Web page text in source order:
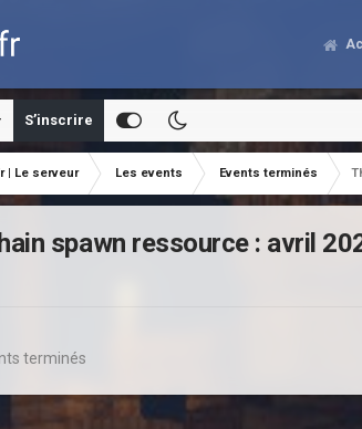
S’inscrire
| Le serveur Les events Events terminés
spawn ressource : avril
terminés